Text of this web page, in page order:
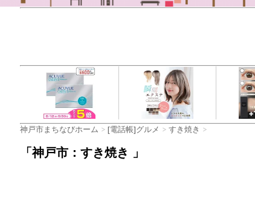
神戸市まちなびホーム > [電話帳]グルメ > すき焼き >
「神戸市：すき焼き 」